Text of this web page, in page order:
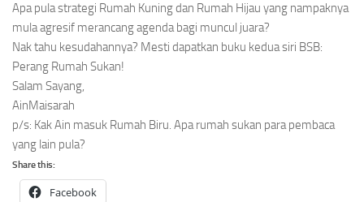
Apa pula strategi Rumah Kuning dan Rumah Hijau yang nampaknya
mula agresif merancang agenda bagi muncul juara?
Nak tahu kesudahannya? Mesti dapatkan buku kedua siri BSB:
Perang Rumah Sukan!
Salam Sayang,
AinMaisarah
p/s: Kak Ain masuk Rumah Biru. Apa rumah sukan para pembaca
yang lain pula?
Share this:
Facebook